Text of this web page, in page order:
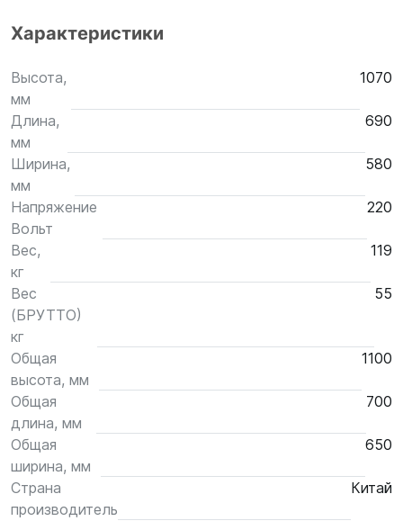
Характеристики
Высота,
мм
1070
Длина,
мм
690
Ширина,
мм
580
Напряжение
Вольт
220
Вес,
кг
119
Вес
(БРУТТО)
кг
55
Общая
высота, мм
1100
Общая
длина, мм
700
Общая
ширина, мм
650
Страна
производитель
Китай